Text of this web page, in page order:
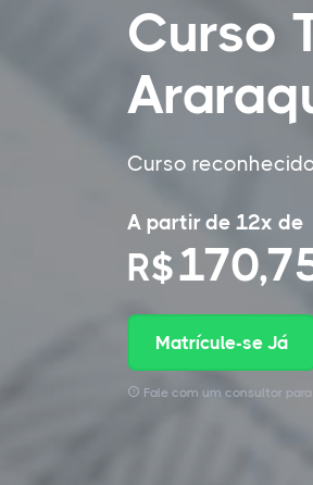
Curso
Curso
A partir de 12x de
R$
Matrícule-se Já
Fale com um consultor